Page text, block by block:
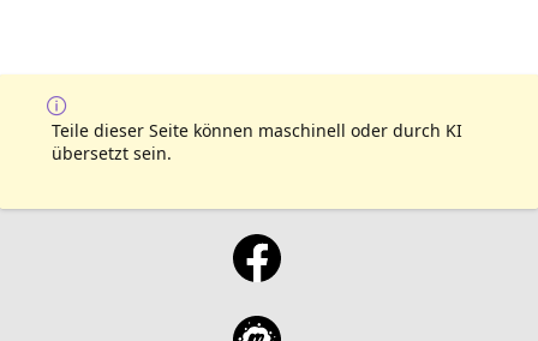
Teile dieser Seite können maschinell oder durch KI
übersetzt sein.